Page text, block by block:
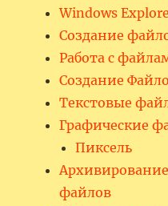
Windows
Создание
Работа с
Создание
Текстовые
Графические
Пиксель
файлов